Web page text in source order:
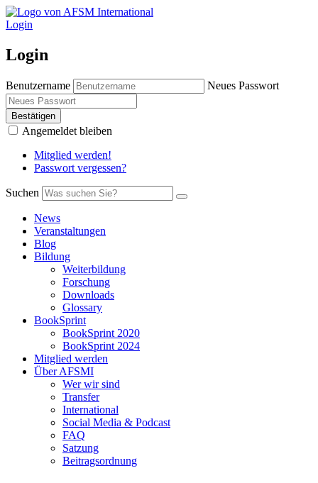
Login
Login
Benutzername Neues Passwort
Bestätigen
Angemeldet bleiben
Mitglied werden!
Passwort vergessen?
Suchen
News
Veranstaltungen
Blog
Bildung
Weiterbildung
Forschung
Downloads
Glossary
BookSprint
BookSprint 2020
BookSprint 2024
Mitglied werden
Über AFSMI
Wer wir sind
Transfer
International
Social Media & Podcast
FAQ
Satzung
Beitragsordnung